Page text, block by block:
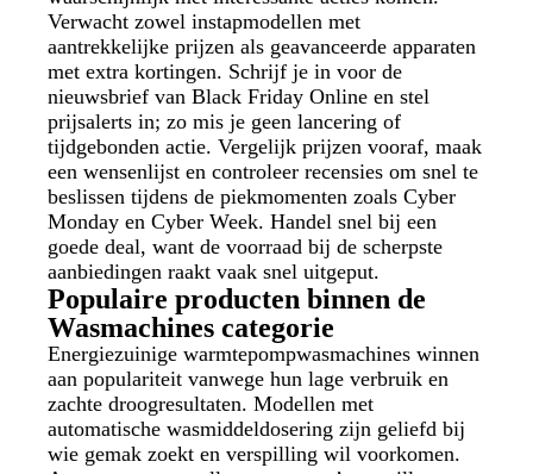
Verwacht zowel instapmodellen met
aantrekkelijke prijzen als geavanceerde apparaten
met extra kortingen. Schrijf je in voor de
nieuwsbrief van Black Friday Online en stel
prijsalerts in; zo mis je geen lancering of
tijdgebonden actie. Vergelijk prijzen vooraf, maak
een wensenlijst en controleer recensies om snel te
beslissen tijdens de piekmomenten zoals Cyber
Monday en Cyber Week. Handel snel bij een
goede deal, want de voorraad bij de scherpste
aanbiedingen raakt vaak snel uitgeput.
Populaire producten binnen de
Wasmachines categorie
Energiezuinige warmtepompwasmachines winnen
aan populariteit vanwege hun lage verbruik en
zachte droogresultaten. Modellen met
automatische wasmiddeldosering zijn geliefd bij
wie gemak zoekt en verspilling wil voorkomen.